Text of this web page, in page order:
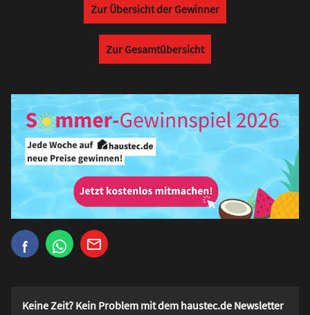
Zur Übersicht der Gewinner
Zur Gesamtübersicht
Keine Zeit? Kein Problem mit dem haustec.de Newsletter